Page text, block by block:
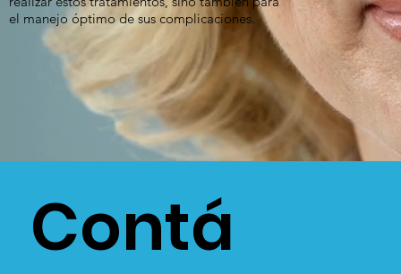
el manejo óptimo de sus complicaciones.
Contá